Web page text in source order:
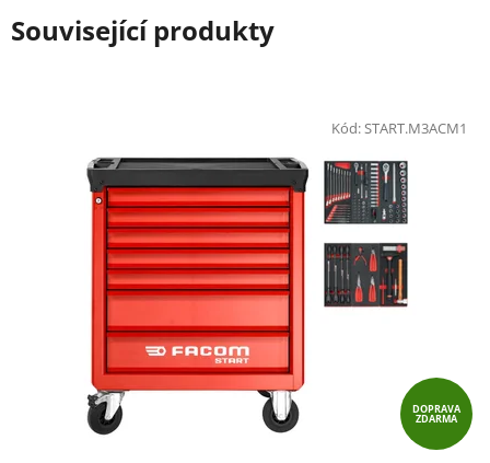
Související produkty
DOPRAVA
ZDARMA
Kód: START.M3ACM1